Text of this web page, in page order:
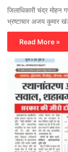
जिलाधिकारी चंद्र मोहन
भ्रष्टाचार अजय कुमार
Read More »